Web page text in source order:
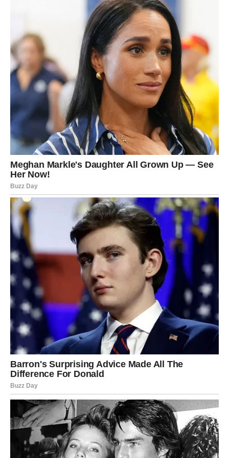
Zvijezde vam poručuju da ne odustajete od svojih snova
jer vam dolaze dani tokom kojih biste mogle shvatiti da je
sreća mnogo bliže nego što mislite.